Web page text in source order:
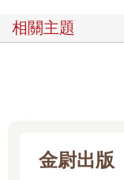
相關主題
金尉出版